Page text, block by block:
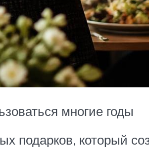
многие годы
подарков, который